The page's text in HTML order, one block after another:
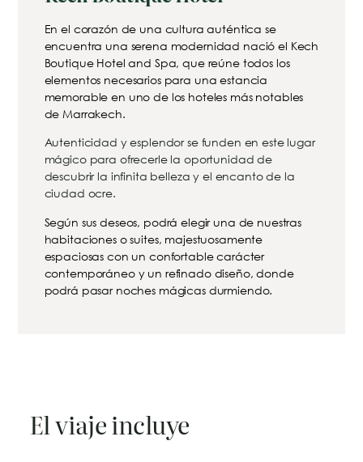
En el corazón de una cultura auténtica se
encuentra una serena modernidad nació el Kech
Boutique Hotel and Spa, que reúne todos los
elementos necesarios para una estancia
memorable en uno de los hoteles más notables
de Marrakech.
Autenticidad y esplendor se funden en este lugar
mágico para ofrecerle la oportunidad de
descubrir la infinita belleza y el encanto de la
ciudad ocre.
Según sus deseos, podrá elegir una de nuestras
habitaciones o suites, majestuosamente
espaciosas con un confortable carácter
contemporáneo y un refinado diseño, donde
podrá pasar noches mágicas durmiendo.
El viaje incluye